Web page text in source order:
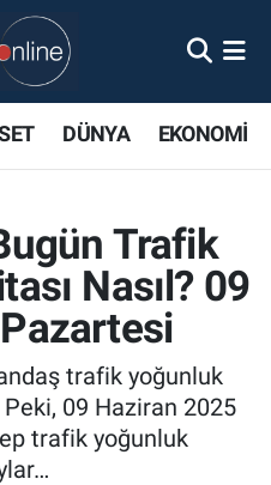
DÜNYA EKONOMİ
Trafik
Nasıl? 09
trafik yoğunluk
09 Haziran 2025
trafik yoğunluk